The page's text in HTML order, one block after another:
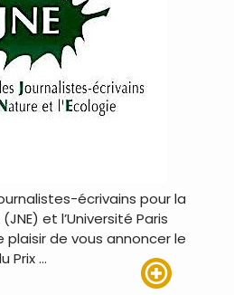
écrivains pour la
et l’Université Paris
plaisir de vous annoncer le
Prix …